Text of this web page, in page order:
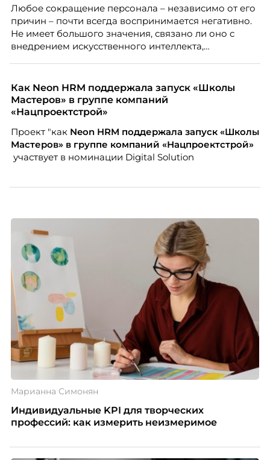
Любое сокращение персонала – независимо от его
причин – почти всегда воспринимается негативно.
Не имеет большого значения, связано ли оно с
внедрением искусственного интеллекта,
структуры компании. Для сотрудников сокращения
означают потерю стабильности, а для внешнего
рынка становятся сигналом о возможных
нередко превращаются в фактор, который
негативно влияет HR-бренд работодателя.
Как Neon HRM поддержала запуск «Школы
Мастеров» в группе компаний
«Нацпроектстрой»
Проект "как Neon HRM поддержала запуск «Школы
Мастеров» в группе компаний «Нацпроектстрой»
участвует в номинации Digital Solution
Марианна Симонян
Индивидуальные KPI для творческих
профессий: как измерить неизмеримое